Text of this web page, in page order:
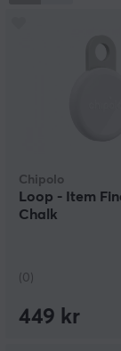
att skapa
visuellt
stärka
med fokus på
ansvarsfull
värderingar
Chipolo
Chipolo
Loop - Item
Chalk
(0)
449 kr